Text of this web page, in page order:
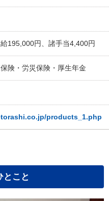
給195,000円、諸手当4,400円
険・労災保険・厚生年金
products_1.php
とこと